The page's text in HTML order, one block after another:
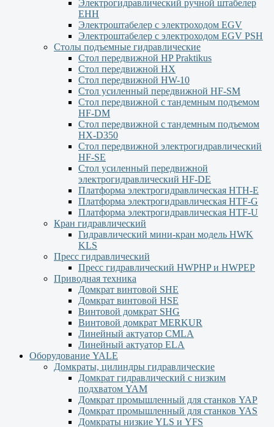
Электрогидравлический ручной штабелер
ЕНН
Электроштабелер с электроходом EGV
Электроштабелер с электроходом EGV PSH
Столы подъемные гидравлические
Стол передвижной HP Praktikus
Стол передвижной HX
Стол передвижной HW-10
Стол усиленный передвижной HF-SM
Стол передвижной с тандемным подъемом
HF-DM
Стол передвижной с тандемным подъемом
HX-D350
Стол передвижной электрогидравлический
HF-SE
Стол усиленный передвижной
электрогидравлический HF-DE
Платформа электрогидравлическая HTH-E
Платформа электрогидравлическая HTF-G
Платформа электрогидравлическая HTF-U
Кран гидравлический
Гидравлический мини-кран модель HWK
KLS
Пресс гидравлический
Пресс гидравлический HWPHP и HWPEP
Приводная техника
Домкрат винтовой SHE
Домкрат винтовой HSE
Винтовой домкрат SHG
Винтовой домкрат MERKUR
Линейный актуатор CMLA
Линейный актуатор ЕLA
Оборудование YALE
Домкраты, цилиндры гидравлические
Домкрат гидравлический с низким
подхватом YAM
Домкрат промышленный для станков YAP
Домкрат промышленный для станков YAS
Домкраты низкие YLS и YFS